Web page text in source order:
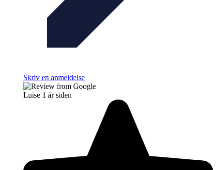
Skriv en anmeldelse
Luise 1 år siden